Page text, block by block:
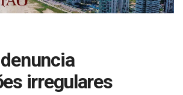
irregulares